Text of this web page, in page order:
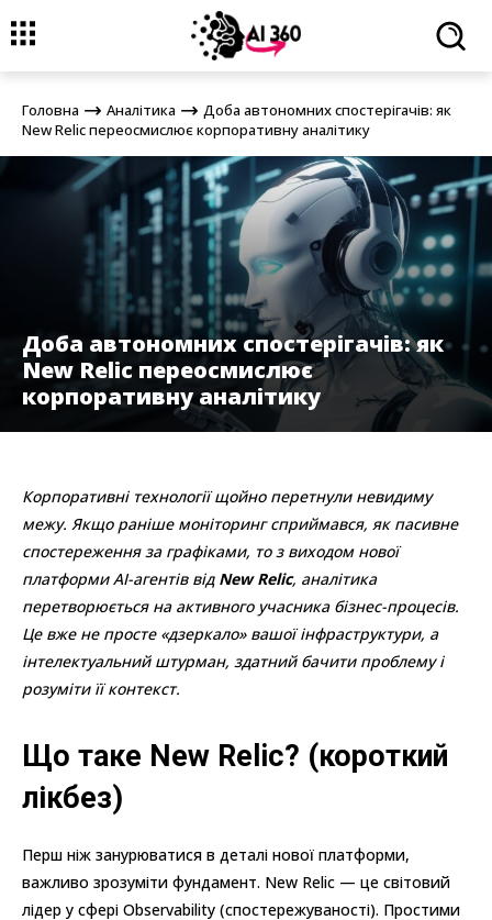
Головна
Доба автономних спостерігачів: як New
Relic переосмислює корпоративну аналітику
Головна Аналітика
Доба автономних спостерігачів: як
New Relic переосмислює корпоративну аналітику
Доба автономних спостерігачів: як
New Relic переосмислює
корпоративну аналітику
Корпоративні технології щойно перетнули невидиму
межу. Якщо раніше моніторинг сприймався, як пасивне
спостереження за графіками, то з виходом нової
платформи AI-агентів від New Relic, аналітика
перетворюється на активного учасника бізнес-процесів.
Це вже не просте «дзеркало» вашої інфраструктури, а
інтелектуальний штурман, здатний бачити проблему і
розуміти її контекст.
Що таке New Relic? (короткий
лікбез)
Перш ніж занурюватися в деталі нової платформи,
важливо зрозуміти фундамент. New Relic — це світовий
лідер у сфері Observability (спостережуваності). Простими